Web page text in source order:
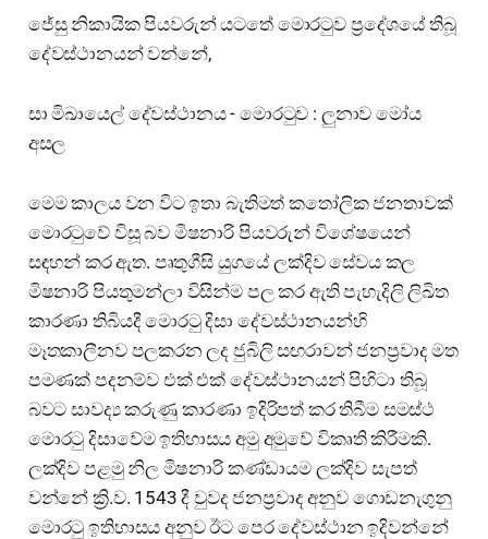
ජේසු නිකායික පියවරුන් යටතේ මොරටුව ප්‍රදේශයේ තිබූ
දේවස්ථානයන් වන්නේ,
සා මිඛායෙල් දේවස්ථානය - මොරටුව : ලුනාව මෝය
අසල
මෙම කාලය වන විට ඉතා බැතිමත් කතෝලික ජනතාවක්
මොරටුවේ විසූ බව මිෂනාරි පියවරුන් විශේෂයෙන්
සඳහන් කර ඇත. පෘතුගීසි යුගයේ ලක්දිව සේවය කල
මිෂනාරි පියතුමන්ලා විසින්ම පල කර ඇති පැහැදිලි ලිඛිත
කාරණා තිබියදී මොරටු දිසා දේවස්ථානයන්හි
මෑතකාලීනව පලකරන ලද ජුබිලි සඟරාවන් ජනප්‍රවාද මත
පමණක් පදනම්ව එක් එක් දේවස්ථානයන් පිහිටා තිබූ
බවට සාවද්‍ය කරුණු කාරණා ඉදිරිපත් කර තිබීම සමස්ථ
මොරටු දිසාවේම ඉතිහාසය අමු අමුවේ විකෘති කිරීමකි.
ලක්දිව පළමු නිල මිෂනාරි කණ්ඩායම ලක්දිව සැපත්
වන්නේ ක්‍රි.ව. 1543 දී වුවද ජනප්‍රවාද අනුව ගොඩනැගුනු
මොරටු ඉතිහාසය අනුව ඊට පෙර දේවස්ථාන ඉදිවන්නේ